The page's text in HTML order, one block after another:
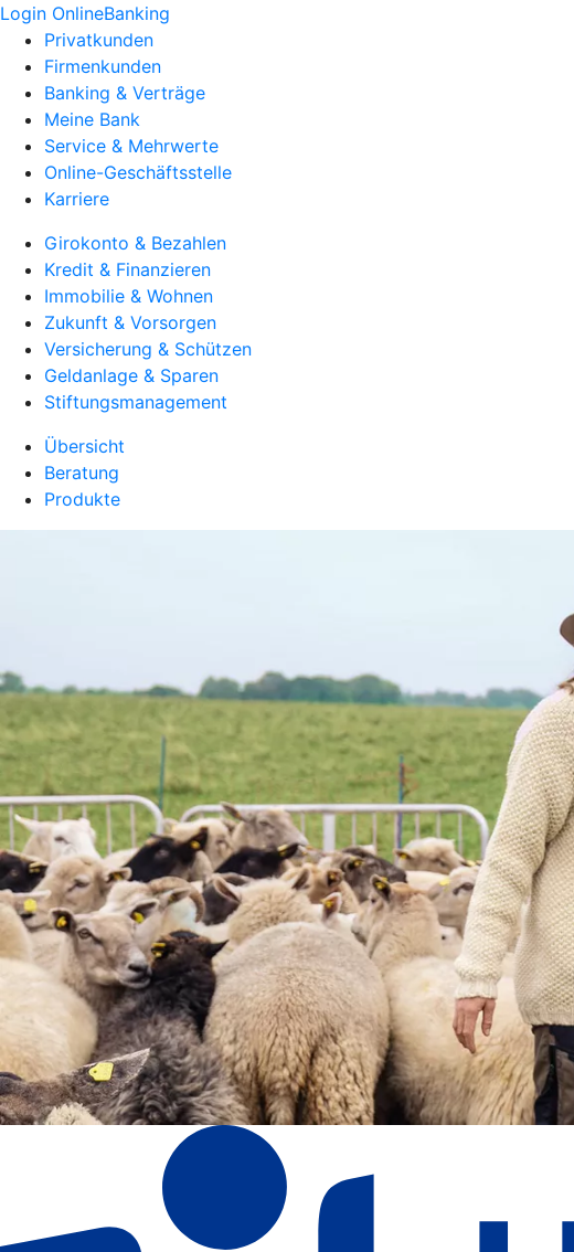
Login OnlineBanking
Privatkunden
Firmenkunden
Banking & Verträge
Meine Bank
Service & Mehrwerte
Online-Geschäftsstelle
Karriere
Girokonto & Bezahlen
Kredit & Finanzieren
Immobilie & Wohnen
Zukunft & Vorsorgen
Versicherung & Schützen
Geldanlage & Sparen
Stiftungsmanagement
Übersicht
Beratung
Produkte